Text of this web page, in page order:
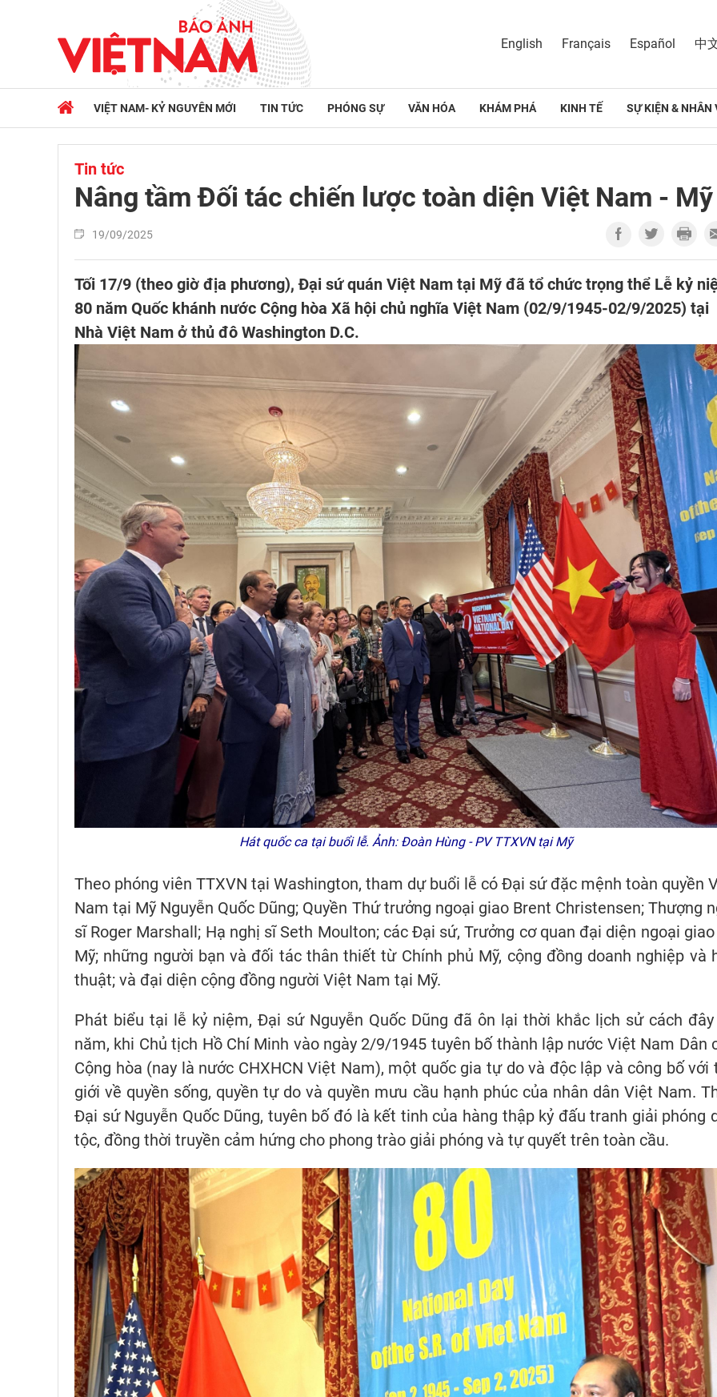
English Français Español 中
VIỆT NAM- KỶ NGUYÊN MỚI TIN TỨC PHÓNG SỰ VĂN HÓA KHÁM PHÁ KINH TẾ SỰ KIỆN & NHÂN
Tin tức
Nâng tầm Đối tác chiến lược toàn diện Việt Nam - Mỹ
19/09/2025
Tối 17/9 (theo giờ địa phương), Đại sứ quán Việt Nam tại Mỹ đã tổ chức trọng thể Lễ kỷ
80 năm Quốc khánh nước Cộng hòa Xã hội chủ nghĩa Việt Nam (02/9/1945-02/9/2025) tại
Nhà Việt Nam ở thủ đô Washington D.C.
Hát quốc ca tại buổi lễ. Ảnh: Đoàn Hùng - PV TTXVN tại Mỹ
Theo phóng viên TTXVN tại Washington, tham dự buổi lễ có Đại sứ đặc mệnh toàn quyền
Nam tại Mỹ Nguyễn Quốc Dũng; Quyền Thứ trưởng ngoại giao Brent Christensen; Thượng
sĩ Roger Marshall; Hạ nghị sĩ Seth Moulton; các Đại sứ, Trưởng cơ quan đại diện ngoại
Mỹ; những người bạn và đối tác thân thiết từ Chính phủ Mỹ, cộng đồng doanh nghiệp và
thuật; và đại diện cộng đồng người Việt Nam tại Mỹ.
Phát biểu tại lễ kỷ niệm, Đại sứ Nguyễn Quốc Dũng đã ôn lại thời khắc lịch sử cách
năm, khi Chủ tịch Hồ Chí Minh vào ngày 2/9/1945 tuyên bố thành lập nước Việt Nam Dân
Cộng hòa (nay là nước CHXHCN Việt Nam), một quốc gia tự do và độc lập và công bố với
giới về quyền sống, quyền tự do và quyền mưu cầu hạnh phúc của nhân dân Việt Nam.
Đại sứ Nguyễn Quốc Dũng, tuyên bố đó là kết tinh của hàng thập kỷ đấu tranh giải phóng
tộc, đồng thời truyền cảm hứng cho phong trào giải phóng và tự quyết trên toàn cầu.